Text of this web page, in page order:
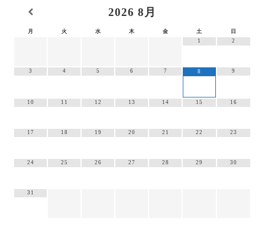
2026 8月
月 火 水 木 金 土
日
1
2
3 4 5 6 7 8 9
10 11 12 13 14 15 16
17 18 19 20 21 22 23
24 25 26 27 28 29 30
31